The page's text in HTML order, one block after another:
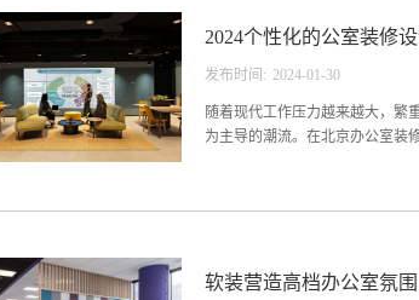
前，市场上推出的灯具类型多种
饰手法。在进行照明设计时，结
LED灯，节能、续航、与北京办
品和实用类装饰品。选择的观赏
2024个性化的公室装修
随着现代工作压力越来越大，繁
为主导的潮流。在北京办公室装
公室装修就是为了缓解工作压力
重要。因而在北京办公室装修中
发布时间: 2024-01-30
软装营造高档办公室氛围